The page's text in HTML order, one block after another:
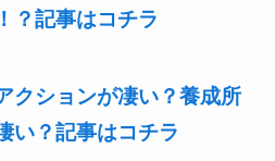
？記事はコチラ
ションが凄い？養成所
い？記事はコチラ